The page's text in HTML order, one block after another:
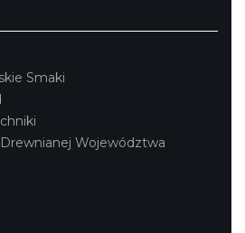
Smaki
Województwa